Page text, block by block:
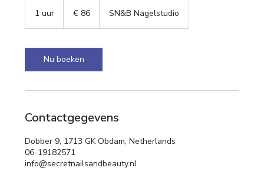
1 uur € 86 SN&B Nagelstudio
Nu boeken
Contactgegevens
Dobber 9, 1713 GK Obdam, Netherlands
06-19182571
info@secretnailsandbeauty.nl